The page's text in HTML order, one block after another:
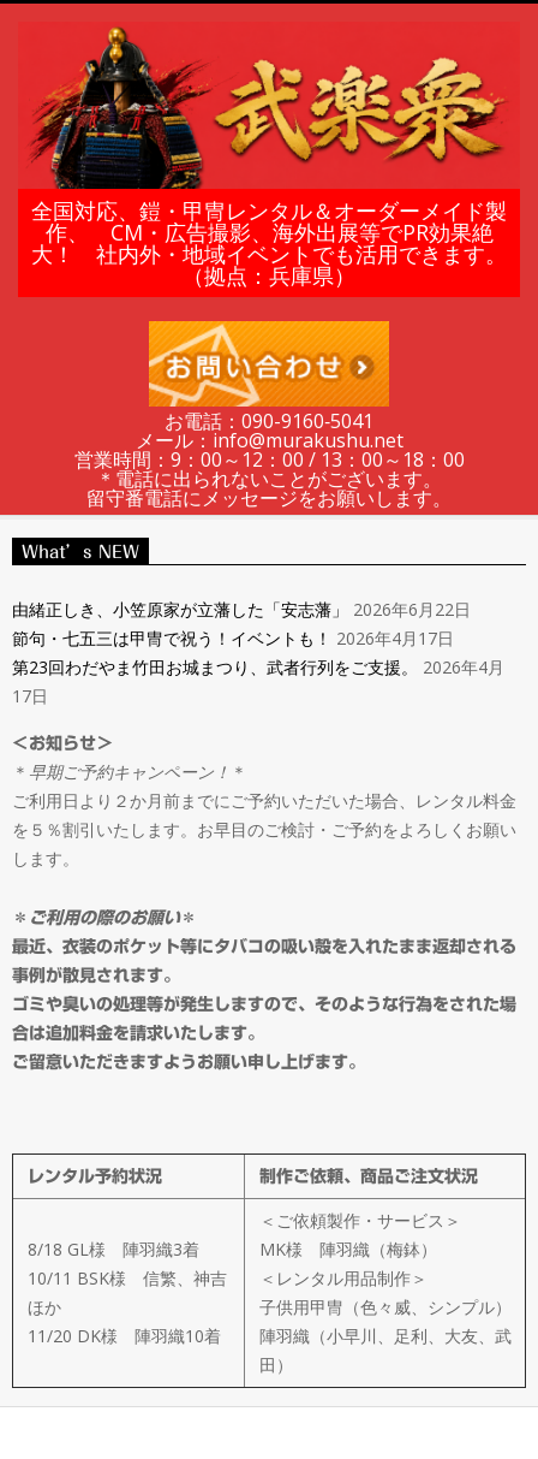
鎧
甲
レ
ン
タ
ル
＆
オ
ー
ダ
ー
メ
イ
ド
製
作
武
全国対応、鎧・甲冑レンタル＆オーダーメイド製
作、 CM・広告撮影、海外出展等でPR効果絶
大！ 社内外・地域イベントでも活用できます。
（拠点：兵庫県）
お電話：090-9160‐5041
メール：info@murakushu.net
営業時間：9：00～12：00 / 13：00～18：00
＊電話に出られないことがございます。
留守番電話にメッセージをお願いします。
Navigation
What’s NEW
由緒正しき、小笠原家が立藩した「安志藩」
2026年6月22日
節句・七五三は甲冑で祝う！イベントも！ 2026年4月17日
第23回わだやま竹田お城まつり、武者行列をご支援。
2026年4月
17日
＜お知らせ＞
＊ 早期ご予約キャンペーン！ ＊
ご利用日より２か月前までにご予約いただいた場合、レンタル料金
を５％割引いたします。お早目のご検討・ご予約をよろしくお願い
します。
＊ ご利用の際のお願い＊
最近、衣装のポケット等にタバコの吸い殻を入れたまま返却される
事例が散見されます。
ゴミや臭いの処理等が発生しますので、そのような行為をされた場
合は追加料金を請求いたします。
ご留意いただきますようお願い申し上げます。
レンタル予約状況 制作ご依頼、商品ご注文状況
8/18 GL様 陣羽織3着
10/11 BSK様 信繁、神吉
ほか
11/20 DK様 陣羽織10着
＜ご依頼製作・サービス＞
MK様 陣羽織（梅鉢）
＜レンタル用品制作＞
子供用甲冑（色々威、シンプル）
陣羽織（小早川、足利、大友、武
田）